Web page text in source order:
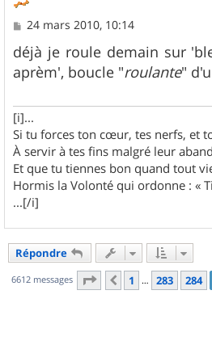
M
s
s
a
24 mars 2010, 10:14
déjà je roule demain sur
aprèm', boucle "roulante"
[i]...
Si tu forces ton cœur, tes nerfs, et
À servir à tes fins malgré leur
Et que tu tiennes bon quand tout
Hormis la Volonté qui ordonne : «
...[/i]
Répondre
6612 messages Page 285 sur662
Précédent
1 … 283 284